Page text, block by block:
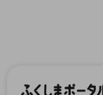
福島県